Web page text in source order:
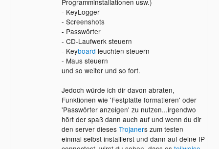
Programminstallationen usw.)
- KeyLogger
- Screenshots
- Passwörter
- CD-Laufwerk steuern
- Keyboard leuchten steuern
- Maus steuern
und so weiter und so fort.
Jedoch würde ich dir davon abraten,
Funktionen wie 'Festplatte formatieren' oder
'Passwörter anzeigen' zu nutzen...irgendwo
hört der spaß dann auch auf und wenn du dir
den server dieses Trojaners zum testen
einmal selbst installierst und dann auf deine IP